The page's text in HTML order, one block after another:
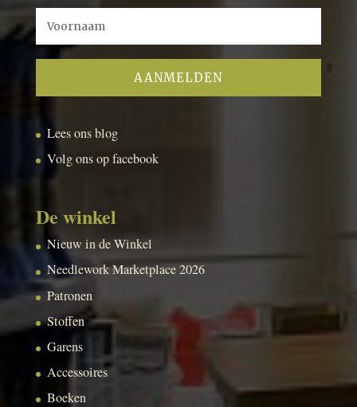
Lees ons blog
Volg ons op facebook
De winkel
Nieuw in de Winkel
Needlework Marketplace 2026
Patronen
Stoffen
Garens
Accessoires
Boeken